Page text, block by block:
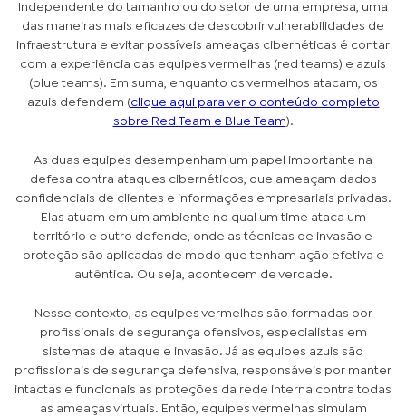
Independente do tamanho ou do setor de uma empresa, uma
das maneiras mais eficazes de descobrir vulnerabilidades de
infraestrutura e evitar possíveis ameaças cibernéticas é contar
com a experiência das equipes vermelhas (red teams) e azuis
(blue teams). Em suma, enquanto os vermelhos atacam, os
azuis defendem (clique aqui para ver o conteúdo completo
sobre Red Team e Blue Team).
As duas equipes desempenham um papel importante na
defesa contra ataques cibernéticos, que ameaçam dados
confidenciais de clientes e informações empresariais privadas.
Elas atuam em um ambiente no qual um time ataca um
território e outro defende, onde as técnicas de invasão e
proteção são aplicadas de modo que tenham ação efetiva e
autêntica. Ou seja, acontecem de verdade.
Nesse contexto, as equipes vermelhas são formadas por
profissionais de segurança ofensivos, especialistas em
sistemas de ataque e invasão. Já as equipes azuis são
profissionais de segurança defensiva, responsáveis por manter
intactas e funcionais as proteções da rede interna contra todas
as ameaças virtuais. Então, equipes vermelhas simulam